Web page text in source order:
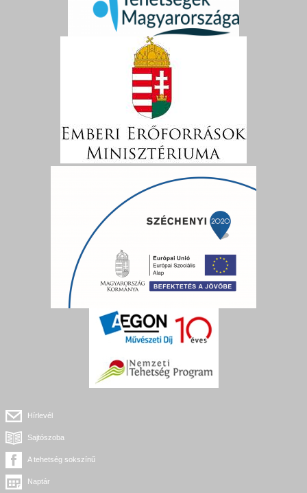
Hírlevél
Sajtószoba
A tehetség sokszínű
Naptár